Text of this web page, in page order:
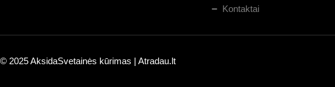
Kontaktai
© 2025 AksidaSvetainės kūrimas | Atradau.lt